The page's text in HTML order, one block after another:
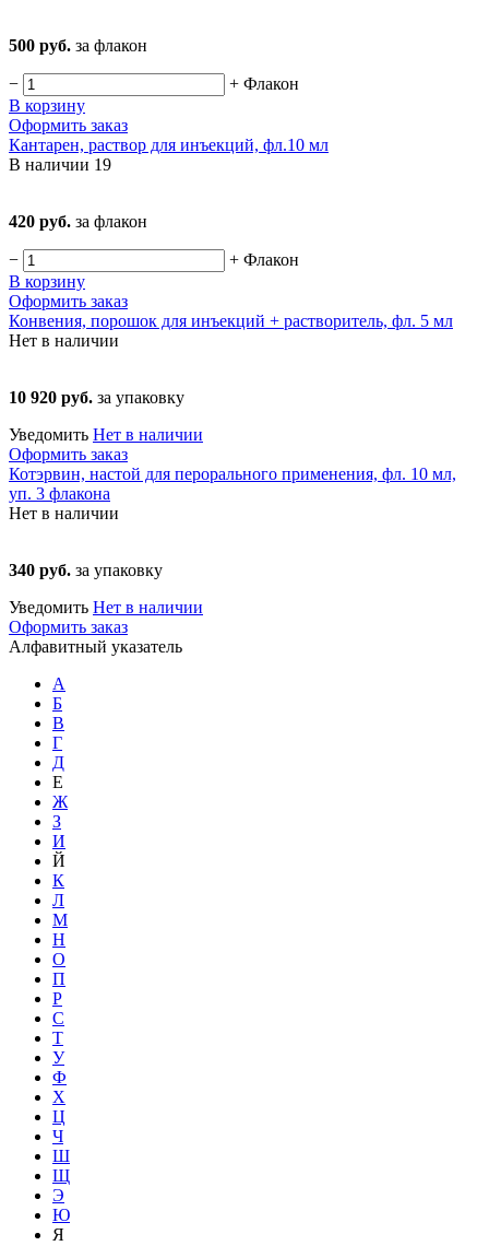
500 руб. за флакон
− + Флакон
В корзину
Оформить заказ
Кантарен, раствор для инъекций, фл.10 мл
В наличии 19
420 руб. за флакон
− + Флакон
В корзину
Оформить заказ
Конвения, порошок для инъекций + растворитель, фл. 5 мл
Нет в наличии
10 920 руб. за упаковку
Уведомить Нет в наличии
Оформить заказ
Котэрвин, настой для перорального применения, фл. 10 мл,
уп. 3 флакона
Нет в наличии
340 руб. за упаковку
Уведомить Нет в наличии
Оформить заказ
Алфавитный указатель
А
Б
В
Г
Д
Е
Ж
З
И
Й
К
Л
М
Н
О
П
Р
С
Т
У
Ф
Х
Ц
Ч
Ш
Щ
Э
Ю
Я